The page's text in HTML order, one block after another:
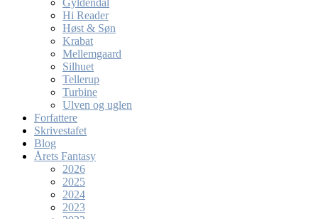
Gyldendal
Hi Reader
Høst & Søn
Krabat
Mellemgaard
Silhuet
Tellerup
Turbine
Ulven og uglen
Forfattere
Skrivestafet
Blog
Årets Fantasy
2026
2025
2024
2023